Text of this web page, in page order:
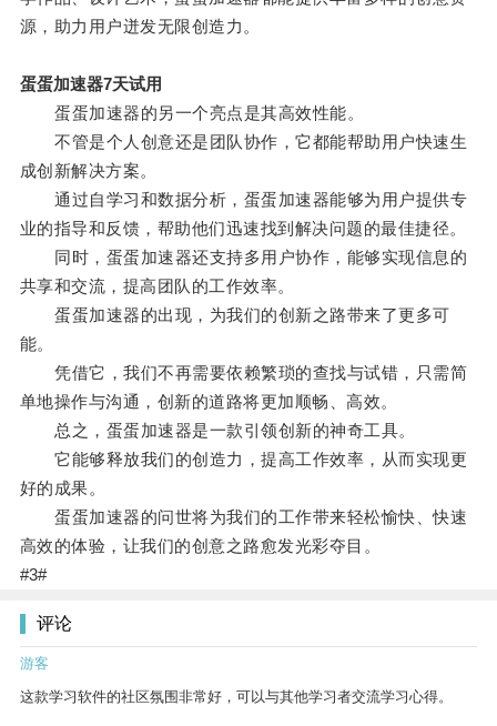
源，助力用户迸发无限创造力。
蛋蛋加速器7天试用
蛋蛋加速器的另一个亮点是其高效性能。
不管是个人创意还是团队协作，它都能帮助用户快速生
成创新解决方案。
通过自学习和数据分析，蛋蛋加速器能够为用户提供专
业的指导和反馈，帮助他们迅速找到解决问题的最佳捷径。
同时，蛋蛋加速器还支持多用户协作，能够实现信息的
共享和交流，提高团队的工作效率。
蛋蛋加速器的出现，为我们的创新之路带来了更多可
能。
凭借它，我们不再需要依赖繁琐的查找与试错，只需简
单地操作与沟通，创新的道路将更加顺畅、高效。
总之，蛋蛋加速器是一款引领创新的神奇工具。
它能够释放我们的创造力，提高工作效率，从而实现更
好的成果。
蛋蛋加速器的问世将为我们的工作带来轻松愉快、快速
高效的体验，让我们的创意之路愈发光彩夺目。
#3#
评论
游客
这款学习软件的社区氛围非常好，可以与其他学习者交流学习心得。